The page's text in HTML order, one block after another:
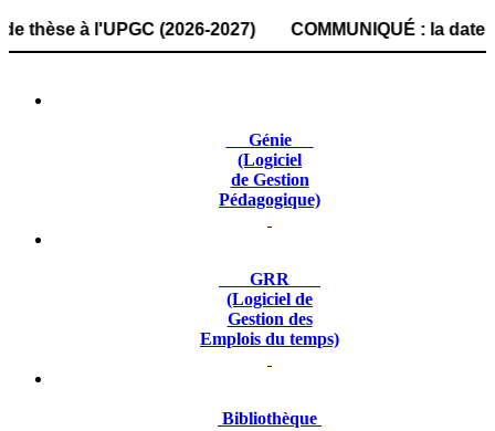
à l'UPGC (2026-2027) COMMUNIQUÉ : la date
Génie
(Logiciel
de Gestion
Pédagogique)
GRR
(Logiciel de
Gestion des
Emplois du temps)
Bibliothèque